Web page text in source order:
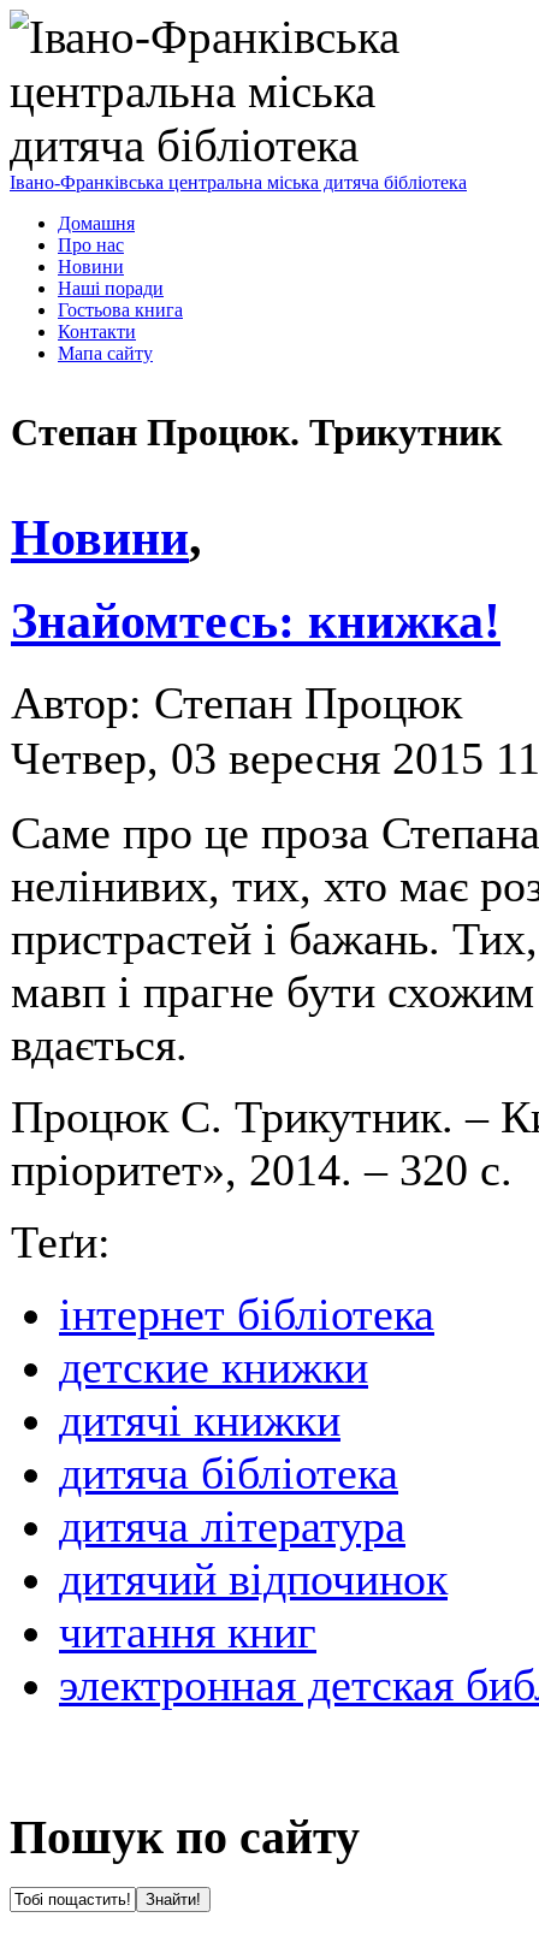
Івано-Франківська центральна міська дитяча бібліотека
Домашня
Про нас
Новини
Наші поради
Гостьова книга
Контакти
Мапа сайту
Степан Процюк. Трикутник
Новини,
Знайомтесь: книжка!
Автор: Степан Процюк
Четвер, 03 вересня 2015
Саме про це проза
нелінивих, тих, хто має
пристрастей і бажань.
мавп і прагне бути
вдається.
Процюк С. Трикутник. –
пріоритет», 2014. – 320 с.
Теґи:
інтернет бібліотека
детские книжки
дитячі книжки
дитяча бібліотека
дитяча література
дитячий відпочинок
читання книг
электронная детская
Пошук по сайту